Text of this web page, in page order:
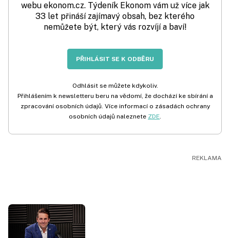
webu ekonom.cz. Týdeník Ekonom vám už více jak
33 let přináší zajímavý obsah, bez kterého
nemůžete být, který vás rozvíjí a baví!
PŘIHLÁSIT SE K ODBĚRU
Odhlásit se můžete kdykoliv.
Přihlášením k newsletteru beru na vědomí, že dochází ke sbírání a
zpracování osobních údajů. Více informací o zásadách ochrany
osobních údajů naleznete ZDE.